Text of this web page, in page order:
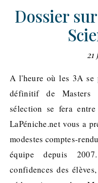
Dossier
A l'heure où les 3A se préparent à donner leur choix
définitif de Masters
sélection se fera
LaPéniche.net vous a
modestes comptes-
équipe depuis
confidences des